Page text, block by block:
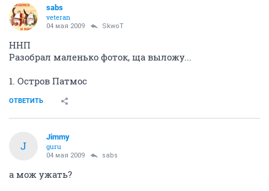
sabs
veteran
04 мая 2009 SkwoT
ННП
Разобрал маленько фоток, ща выложу...
1. Остров Патмос
ОТВЕТИТЬ
J
Jimmy
guru
04 мая 2009 sabs
а мож ужать?